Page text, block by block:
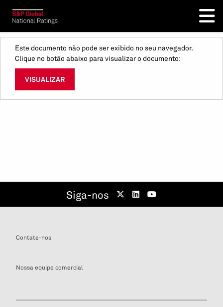
Este documento não pode ser exibido no seu navegador.
Clique no botão abaixo para visualizar o documento:
VISUALIZAR
Siga-nos
Contate-nos
Nossa equipe comercial